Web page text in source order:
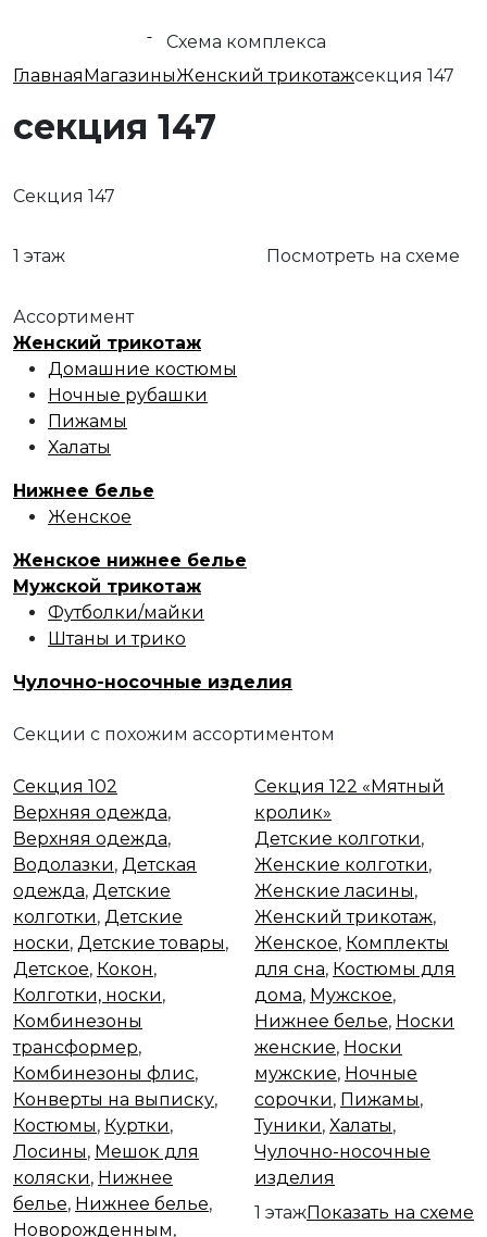
Схема комплекса
ГлавнаяМагазиныЖенский трикотажсекция 147
секция 147
Секция 147
1 этаж Посмотреть на схеме
Ассортимент
Женский трикотаж
Домашние костюмы
Ночные рубашки
Пижамы
Халаты
Нижнее белье
Женское
Женское нижнее белье
Мужской трикотаж
Футболки/майки
Штаны и трико
Чулочно-носочные изделия
Секции с похожим ассортиментом
Секция 102
Верхняя одежда,
Верхняя одежда,
Водолазки, Детская
одежда, Детские
колготки, Детские
носки, Детские товары,
Детское, Кокон,
Колготки, носки,
Комбинезоны
трансформер,
Комбинезоны флис,
Конверты на выписку,
Костюмы, Куртки,
Лосины, Мешок для
коляски, Нижнее
белье, Нижнее белье,
Новорожденным,
Секция 122 «Мятный
кролик»
Детские колготки,
Женские колготки,
Женские ласины,
Женский трикотаж,
Женское, Комплекты
для сна, Костюмы для
дома, Мужское,
Нижнее белье, Носки
женские, Носки
мужские, Ночные
сорочки, Пижамы,
Туники, Халаты,
Чулочно-носочные
изделия
1 этажПоказать на схеме